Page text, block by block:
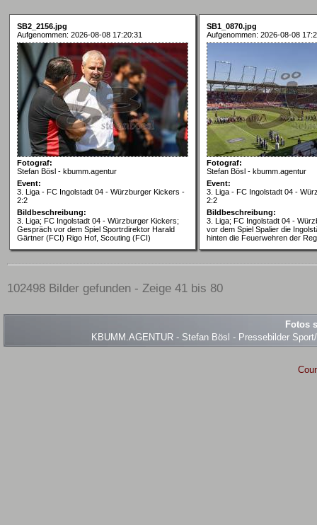
SB2_2156.jpg
Aufgenommen: 2026-08-08 17:20:31
Fotograf:
Stefan Bösl - kbumm.agentur
Event:
3. Liga - FC Ingolstadt 04 - Würzburger Kickers -
2:2
Bildbeschreibung:
3. Liga; FC Ingolstadt 04 - Würzburger Kickers;
Gespräch vor dem Spiel Sportrdirektor Harald
Gärtner (FCI) Rigo Hof, Scouting (FCI)
SB1_0870.jpg
Aufgenommen: 2026-08-08
Fotograf:
Stefan Bösl - kbumm.agentur
Event:
3. Liga - FC Ingolstadt 04 -
2:2
Bildbeschreibung:
3. Liga; FC Ingolstadt 04 -
vor dem Spiel Spalier die
hinten die Feuerwehren der
102498 Bilder gefunden - Zeige 41 bis 80
Fotos
KBUMM.AGENTUR - Stefan Bösl - Pressebilder